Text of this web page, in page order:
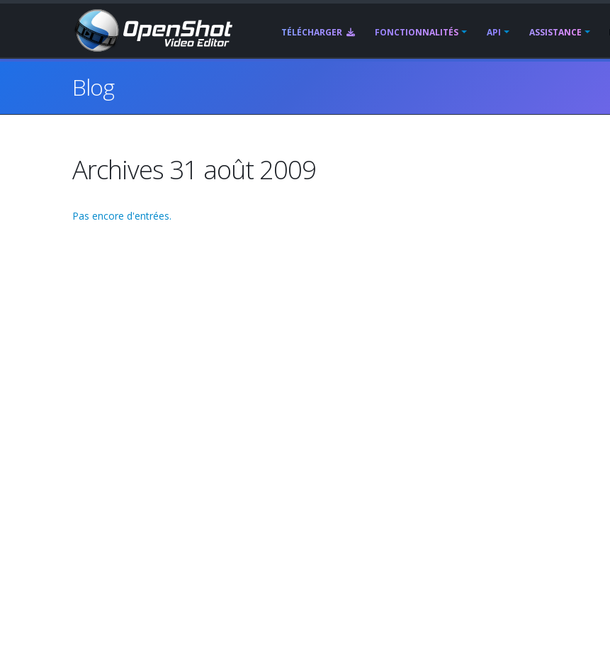
TÉLÉCHARGER FONCTIONNALITÉS API ASSISTANCE
Blog
Archives 31 août 2009
Pas encore d'entrées.